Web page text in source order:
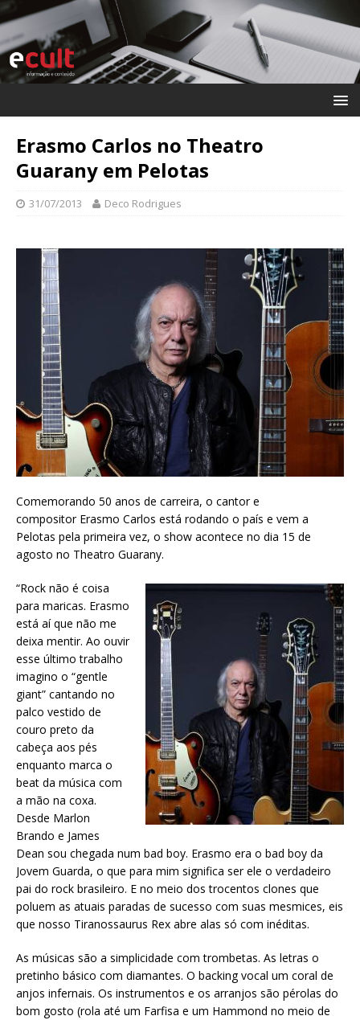
Erasmo Carlos no Theatro
Guarany em Pelotas
31/07/2013 Deco Rodrigues
Comemorando 50 anos de carreira, o cantor e
compositor Erasmo Carlos está rodando o país e vem a
Pelotas pela primeira vez, o show acontece no dia 15 de
agosto no Theatro Guarany.
“Rock não é coisa
para maricas. Erasmo
está aí que não me
deixa mentir. Ao ouvir
esse último trabalho
imagino o “gentle
giant” cantando no
palco vestido de
couro preto da
cabeça aos pés
enquanto marca o
beat da música com
a mão na coxa.
Desde Marlon
Brando e James
Dean sou chegada num bad boy. Erasmo era o bad boy da
Jovem Guarda, o que para mim significa ser ele o verdadeiro
pai do rock brasileiro. E no meio dos trocentos clones que
poluem as atuais paradas de sucesso com suas mesmices, eis
que nosso Tiranossaurus Rex abre alas só com inéditas.
As músicas são a simplicidade com trombetas. As letras o
pretinho básico com diamantes. O backing vocal um coral de
anjos infernais. Os instrumentos e os arranjos são pérolas do
bom gosto (rola até um Farfisa e um Hammond no meio de